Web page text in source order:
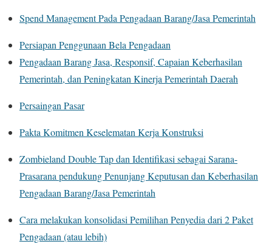
Spend Management Pada Pengadaan Barang/Jasa Pemerintah
Persiapan Penggunaan Bela Pengadaan
Pengadaan Barang Jasa, Responsif, Capaian Keberhasilan
Pemerintah, dan Peningkatan Kinerja Pemerintah Daerah
Persaingan Pasar
Pakta Komitmen Keselematan Kerja Konstruksi
Zombieland Double Tap dan Identifikasi sebagai Sarana-
Prasarana pendukung Penunjang Keputusan dan Keberhasilan
Pengadaan Barang/Jasa Pemerintah
Cara melakukan konsolidasi Pemilihan Penyedia dari 2 Paket
Pengadaan (atau lebih)